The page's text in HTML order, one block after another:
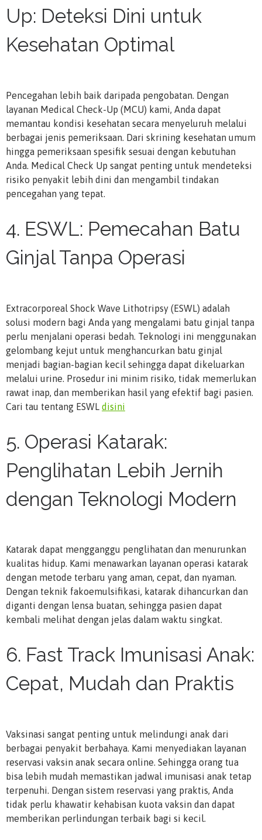
Up: Deteksi Dini untuk
Kesehatan Optimal
Pencegahan lebih baik daripada pengobatan. Dengan
layanan Medical Check-Up (MCU) kami, Anda dapat
memantau kondisi kesehatan secara menyeluruh melalui
berbagai jenis pemeriksaan. Dari skrining kesehatan umum
hingga pemeriksaan spesifik sesuai dengan kebutuhan
Anda. Medical Check Up sangat penting untuk mendeteksi
risiko penyakit lebih dini dan mengambil tindakan
pencegahan yang tepat.
4. ESWL: Pemecahan Batu
Ginjal Tanpa Operasi
Extracorporeal Shock Wave Lithotripsy (ESWL) adalah
solusi modern bagi Anda yang mengalami batu ginjal tanpa
perlu menjalani operasi bedah. Teknologi ini menggunakan
gelombang kejut untuk menghancurkan batu ginjal
menjadi bagian-bagian kecil sehingga dapat dikeluarkan
melalui urine. Prosedur ini minim risiko, tidak memerlukan
rawat inap, dan memberikan hasil yang efektif bagi pasien.
Cari tau tentang ESWL disini
5. Operasi Katarak:
Penglihatan Lebih Jernih
dengan Teknologi Modern
Katarak dapat mengganggu penglihatan dan menurunkan
kualitas hidup. Kami menawarkan layanan operasi katarak
dengan metode terbaru yang aman, cepat, dan nyaman.
Dengan teknik fakoemulsifikasi, katarak dihancurkan dan
diganti dengan lensa buatan, sehingga pasien dapat
kembali melihat dengan jelas dalam waktu singkat.
6. Fast Track Imunisasi Anak:
Cepat, Mudah dan Praktis
Vaksinasi sangat penting untuk melindungi anak dari
berbagai penyakit berbahaya. Kami menyediakan layanan
reservasi vaksin anak secara online. Sehingga orang tua
bisa lebih mudah memastikan jadwal imunisasi anak tetap
terpenuhi. Dengan sistem reservasi yang praktis, Anda
tidak perlu khawatir kehabisan kuota vaksin dan dapat
memberikan perlindungan terbaik bagi si kecil.